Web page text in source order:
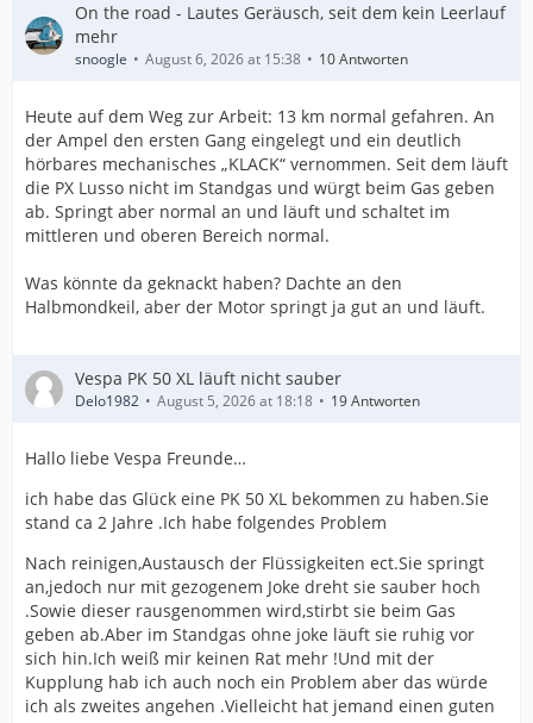
On the road - Lautes Geräusch, seit dem kein Leerlauf
mehr
snoogle August 6, 2026 at 15:38 10 Antworten
Heute auf dem Weg zur Arbeit: 13 km normal gefahren. An
der Ampel den ersten Gang eingelegt und ein deutlich
hörbares mechanisches „KLACK“ vernommen. Seit dem läuft
die PX Lusso nicht im Standgas und würgt beim Gas geben
ab. Springt aber normal an und läuft und schaltet im
mittleren und oberen Bereich normal.
Was könnte da geknackt haben? Dachte an den
Halbmondkeil, aber der Motor springt ja gut an und läuft.
Vespa PK 50 XL läuft nicht sauber
Delo1982 August 5, 2026 at 18:18 19 Antworten
Hallo liebe Vespa Freunde…
ich habe das Glück eine PK 50 XL bekommen zu haben.Sie
stand ca 2 Jahre .Ich habe folgendes Problem
Nach reinigen,Austausch der Flüssigkeiten ect.Sie springt
an,jedoch nur mit gezogenem Joke dreht sie sauber hoch
.Sowie dieser rausgenommen wird,stirbt sie beim Gas
geben ab.Aber im Standgas ohne joke läuft sie ruhig vor
sich hin.Ich weiß mir keinen Rat mehr !Und mit der
Kupplung hab ich auch noch ein Problem aber das würde
ich als zweites angehen .Vielleicht hat jemand einen guten